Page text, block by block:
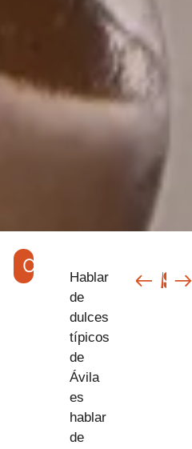
CATEGORÍAS
Hablar
de
dulces
típicos
de
Ávila
es
hablar
de
ANTERIOR
SIGUIENTE